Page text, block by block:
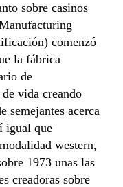
sobre casinos
comenzó
la fábrica
de
vida creando
semejantes acerca
igual que
western,
1973 unas las
creadoras sobre